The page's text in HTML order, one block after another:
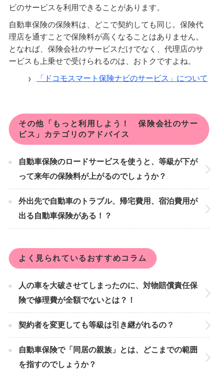
ビのサービスを利用できることがあります。
自動車保険の保険料は、どこで契約しても同じ。保険代
理店を通すことで保険料が高くなることはありません。
となれば、保険会社のサービスだけでなく、代理店のサ
ービスも上乗せで受けられるのは、おトクですよね。
「ドコモスマート保険ナビのサービス」について
その他「もっと利用しよう！ 保険会社のサー
ビス」カテゴリのアドバイス
自動車保険のロードサービスを使うと、等級が下が
って来年の保険料が上がるのでしょうか？
外出先で自動車のトラブル、帰宅費用、宿泊費用が
出る自動車保険がある！？
よく見られているおすすめコラム
人の車を大破させてしまったのに、対物賠償責任保
険で修理費が全額でないとは？！
契約者を変更しても等級は引き継がれるの？
自動車保険で「同居の親族」とは、どこまでの範囲
を指すのでしょうか？